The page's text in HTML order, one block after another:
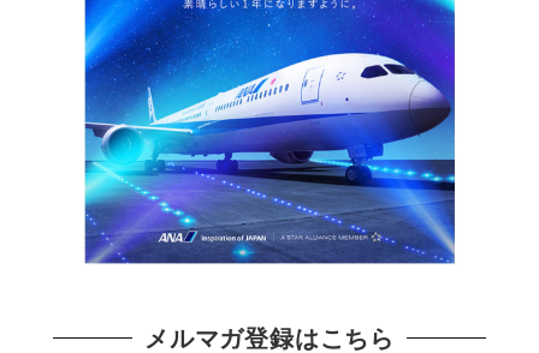
メルマガ登録はこちら